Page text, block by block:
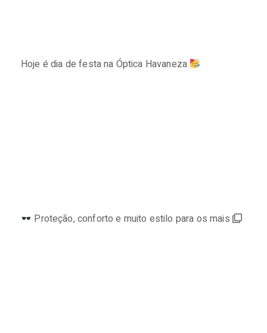
Hoje é dia de festa na Óptica Havaneza
Proteção, conforto e muito estilo para os mais